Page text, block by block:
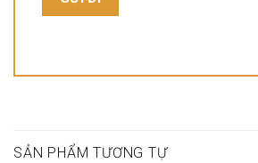
SẢN PHẨM TƯƠNG TỰ